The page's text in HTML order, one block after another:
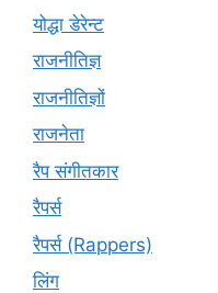
योद्धा डेरेन्ट
राजनीतिज्ञ
राजनीतिज्ञों
राजनेता
रैप संगीतकार
रैपर्स
रैपर्स (Rappers)
लिंग